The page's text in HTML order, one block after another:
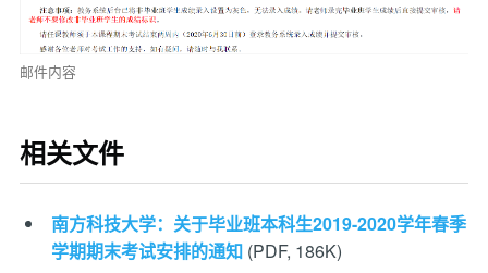
邮件内容
相关文件
南方科技大学：关于毕业班本科生2019-2020学年春季
学期期末考试安排的通知(PDF, 186K)